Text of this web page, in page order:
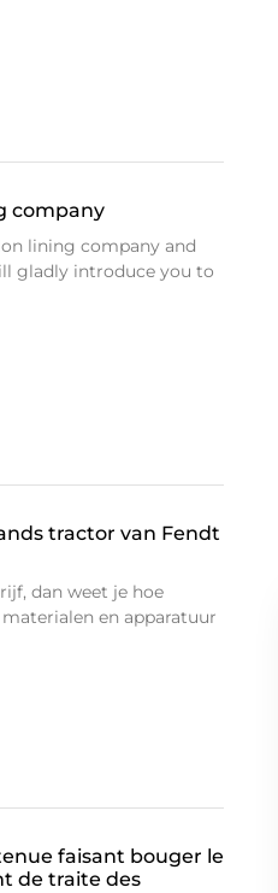
company
lining company and
gladly introduce you to
tractor van Fendt
dan weet je hoe
en apparatuur
faisant bouger le
de traite des